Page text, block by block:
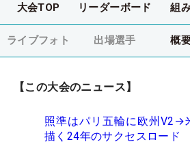
大会TOP リーダーボード 組
ライブフォト 出場選手 概
【この大会のニュース】
照準はパリ五輪に欧州
描く24年のサクセスロード